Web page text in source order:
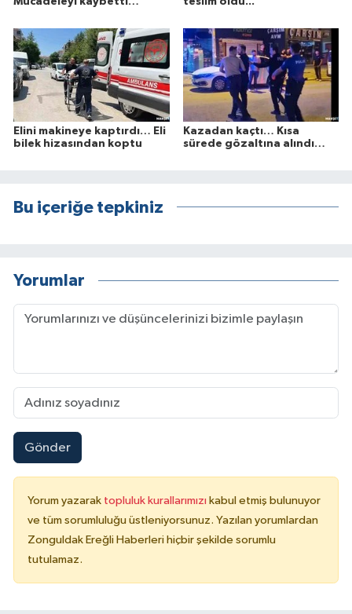
Elini makineye kaptırdı… Eli
bilek hizasından koptu
Kazadan kaçtı… Kısa
sürede gözaltına alındı…
Bu içeriğe tepkiniz
Yorumlar
Gönder
Yorum yazarak topluluk kurallarımızı kabul etmiş bulunuyor
ve tüm sorumluluğu üstleniyorsunuz. Yazılan yorumlardan
Zonguldak Ereğli Haberleri hiçbir şekilde sorumlu
tutulamaz.